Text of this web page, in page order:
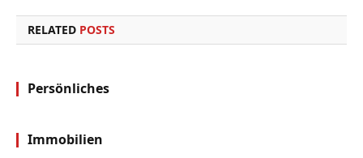
RELATED POSTS
Persönliches
Immobilien